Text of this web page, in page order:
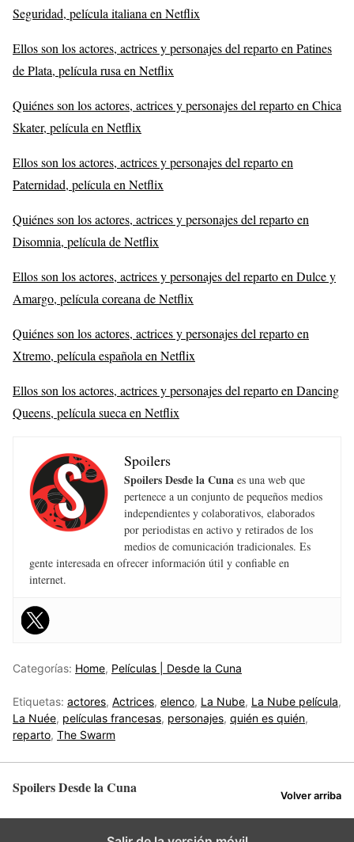
Seguridad, película italiana en Netflix
Ellos son los actores, actrices y personajes del reparto en Patines
de Plata, película rusa en Netflix
Quiénes son los actores, actrices y personajes del reparto en Chica
Skater, película en Netflix
Ellos son los actores, actrices y personajes del reparto en
Paternidad, película en Netflix
Quiénes son los actores, actrices y personajes del reparto en
Disomnia, película de Netflix
Ellos son los actores, actrices y personajes del reparto en Dulce y
Amargo, película coreana de Netflix
Quiénes son los actores, actrices y personajes del reparto en
Xtremo, película española en Netflix
Ellos son los actores, actrices y personajes del reparto en Dancing
Queens, película sueca en Netflix
Spoilers
Spoilers Desde la Cuna es una web que
pertenece a un conjunto de pequeños medios
independientes y colaborativos, elaborados
por periodistas en activo y retirados de los
medios de comunicación tradicionales. Es
gente interesada en ofrecer información útil y confiable en
internet.
Categorías: Home, Películas | Desde la Cuna
Etiquetas: actores, Actrices, elenco, La Nube, La Nube película,
La Nuée, películas francesas, personajes, quién es quién,
reparto, The Swarm
Spoilers Desde la Cuna Volver arriba